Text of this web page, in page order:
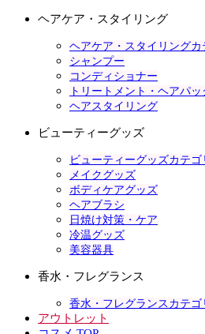
ヘアケア・スタイリング
ヘアケア・スタイリングカ
シャンプー
コンディショナー
トリートメント・ヘアパッ
ヘアスタイリング
ビューティーグッズ
ビューティーグッズカテゴ
メイクグッズ
ボディケアグッズ
ヘアブラシ
日焼け対策・ケア
冷温グッズ
美容器具
香水・フレグランス
香水・フレグランスカテゴ
アウトレット